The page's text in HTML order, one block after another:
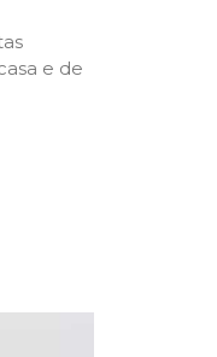
e de